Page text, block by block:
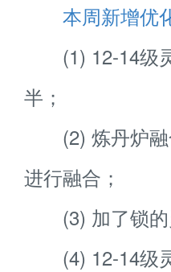
本周新增优
(1) 12-14级灵
半；
(2) 炼丹炉融
进行融合；
(3) 加了锁的
(4) 12-14级灵